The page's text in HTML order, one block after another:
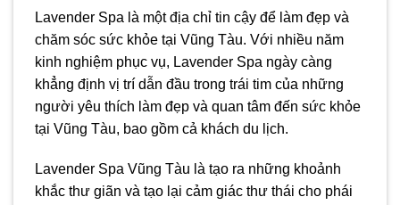
Lavender Spa là một địa chỉ tin cậy để làm đẹp và
chăm sóc sức khỏe tại Vũng Tàu. Với nhiều năm
kinh nghiệm phục vụ, Lavender Spa ngày càng
khẳng định vị trí dẫn đầu trong trái tim của những
người yêu thích làm đẹp và quan tâm đến sức khỏe
tại Vũng Tàu, bao gồm cả khách du lịch.
Lavender Spa Vũng Tàu là tạo ra những khoảnh
khắc thư giãn và tạo lại cảm giác thư thái cho phái